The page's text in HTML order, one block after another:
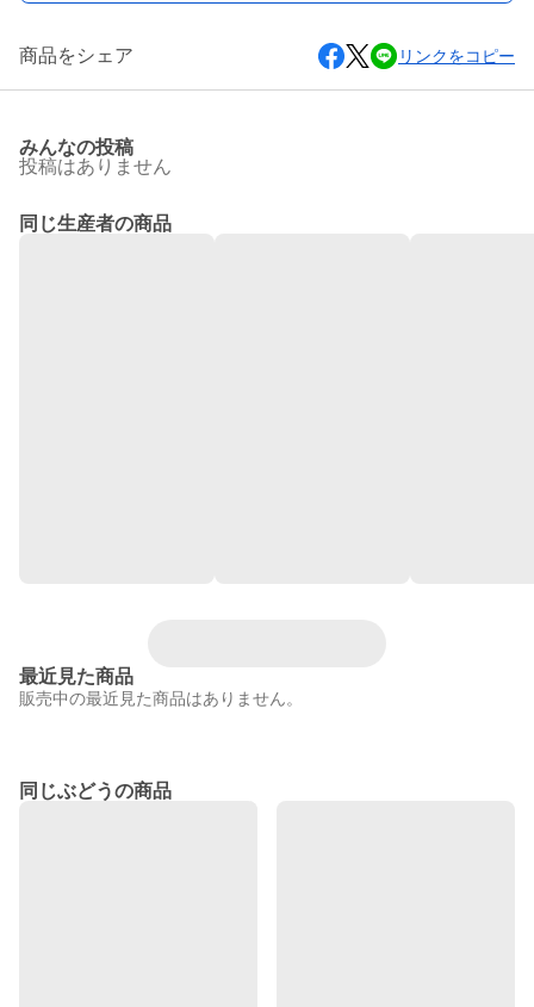
商品をシェア リンクをコピー
みんなの投稿
投稿はありません
同じ生産者の商品
最近見た商品
販売中の最近見た商品はありません。
同じぶどうの商品